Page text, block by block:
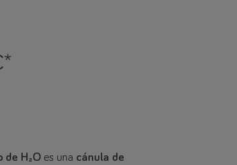
de H₂O es una cánula de